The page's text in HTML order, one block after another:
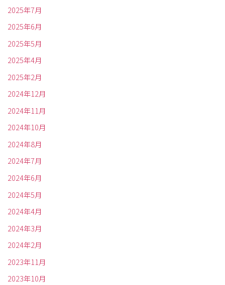
2025年7月
2025年6月
2025年5月
2025年4月
2025年2月
2024年12月
2024年11月
2024年10月
2024年8月
2024年7月
2024年6月
2024年5月
2024年4月
2024年3月
2024年2月
2023年11月
2023年10月